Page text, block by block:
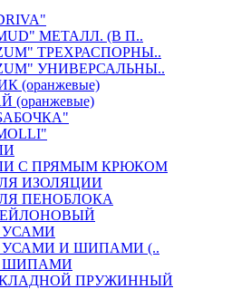
МЕТАЛЛ. (В П..
ТРЕХРАСПОРНЫ..
УНИВЕРСАЛЬНЫ..
(оранжевые)
(оранжевые)
С ПРЯМЫМ КРЮКОМ
ИЗОЛЯЦИИ
ПЕНОБЛОКА
УСАМИ
УСАМИ И ШИПАМИ (..
ШИПАМИ
ПРУЖИННЫЙ